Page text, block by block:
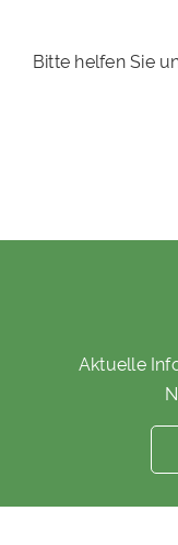
Bitte helfen Sie
Aktuelle